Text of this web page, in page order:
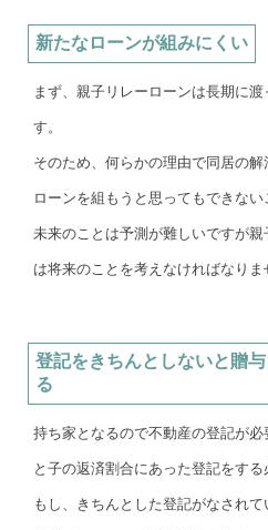
新たなローンが組みにくい
まず、親子リレーローンは長期に
す。
そのため、何らかの理由で同居の
ローンを組もうと思ってもできない
未来のことは予測が難しいですが
は将来のことを考えなければなりま
登記をきちんとしないと贈
る
持ち家となるので不動産の登記が
と子の返済割合にあった登記をする
もし、きちんとした登記がなされ